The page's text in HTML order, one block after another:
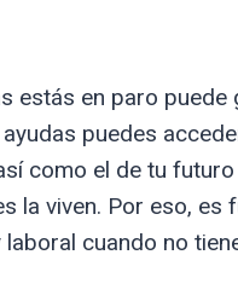
estás en paro
puedes
como el de tu
la viven. Por eso,
cuando no